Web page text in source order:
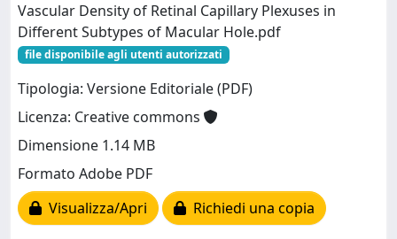
Vascular Density of Retinal Capillary Plexuses in
Different Subtypes of Macular Hole.pdf
file disponibile agli utenti autorizzati
Tipologia: Versione Editoriale (PDF)
Licenza: Creative commons
Dimensione 1.14 MB
Formato Adobe PDF
Visualizza/Apri
Richiedi una copia